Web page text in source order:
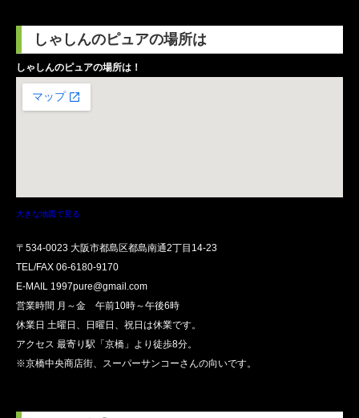
しゃしんのピュアの場所は
しゃしんのピュアの場所は！
大きな地図で見る
〒534-0023 大阪市都島区都島南通2丁目14-23
TEL/FAX 06-6180-9170
E-MAIL 1997pure@gmail.com
営業時間 月～金 午前10時～午後6時
休業日 土曜日、日曜日、祝日は休業です。
アクセス 最寄り駅「京橋」より徒歩8分。
※京橋中央商店街、スーパーサンコーさんの向いです。